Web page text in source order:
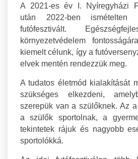
A 2021-es év I. Nyíregyházi
után 2022-ben ismételten
futófesztivált.
környezetvédelem
kiemelt célunk, így a
elvek mentén rendezzük meg.
A tudatos életmód kialakítását
szükséges elkezdeni,
szerepük van a szülőknek. Az
a szülők sportolnak, a
tekintetek rájuk és nagyobb
sportolókká.